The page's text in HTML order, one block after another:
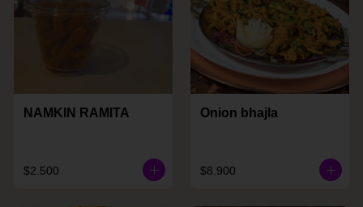
NAMKIN RAMITA
$2.500
Onion bhajla
$8.900